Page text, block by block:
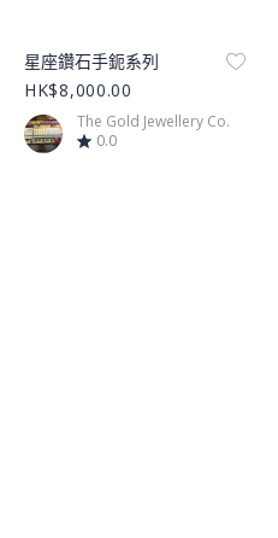
Product Image
星座鑽石手鈪系列
HK$8,000.00
The Gold Jewellery Co.
0.0